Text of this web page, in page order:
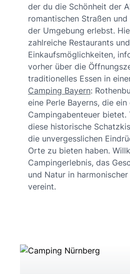
der du die Schönheit der
romantischen Straßen
der Umgebung erlebst.
zahlreiche Restaurants und
Einkaufsmöglichkeiten,
vorher über die
traditionelles Essen in
Camping Bayern:
eine Perle Bayerns, die
Campingabenteuer bietet.
diese historische
die unvergesslichen
Orte zu bieten haben.
Campingerlebnis, das
und Natur in
vereint.